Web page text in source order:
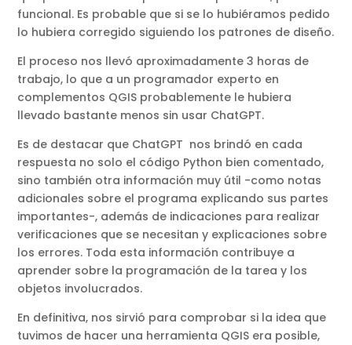
funcional. Es probable que si se lo hubiéramos pedido
lo hubiera corregido siguiendo los patrones de diseño.
El proceso nos llevó aproximadamente 3 horas de
trabajo, lo que a un programador experto en
complementos QGIS probablemente le hubiera
llevado bastante menos sin usar ChatGPT.
Es de destacar que ChatGPT nos brindó en cada
respuesta no solo el código Python bien comentado,
sino también otra información muy útil -como notas
adicionales sobre el programa explicando sus partes
importantes-, además de indicaciones para realizar
verificaciones que se necesitan y explicaciones sobre
los errores. Toda esta información contribuye a
aprender sobre la programación de la tarea y los
objetos involucrados.
En definitiva, nos sirvió para comprobar si la idea que
tuvimos de hacer una herramienta QGIS era posible,